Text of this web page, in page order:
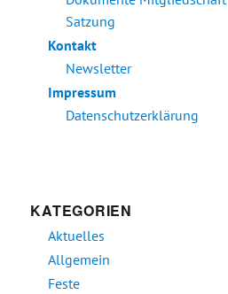
Satzung
Kontakt
Newsletter
Impressum
Datenschutzerklärung
KATEGORIEN
Aktuelles
Allgemein
Feste